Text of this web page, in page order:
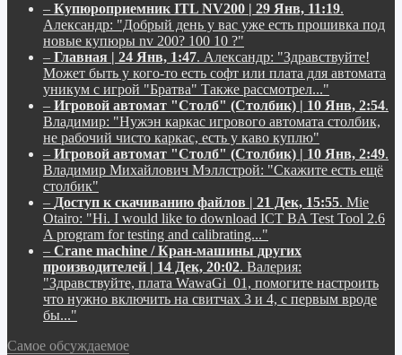
– Купюроприемник ITL NV200 | 29 Янв, 11:19.
Александр: "Добрый день у вас уже есть прошивка под
новые купюры nv 200? 100 10 ?"
– Главная | 24 Янв, 1:47. Александр: "Здравствуйте!
Может быть у кого-то есть софт или плата для автомата
уникум с игрой "Братва" Также рассмотрел..."
– Игровой автомат "Столб" (Столбик) | 10 Янв, 2:54.
Владимир: "Нужэн каркас игрового автомата столбик,
не рабочий чисто каркас, есть у каво куплю"
– Игровой автомат "Столб" (Столбик) | 10 Янв, 2:49.
Владимир Михайлович Мэллстрой: "Скажите есть ещё
столбик"
– Доступ к скачиванию файлов | 21 Дек, 15:55. Mie
Otairo: "Hi. I would like to download ICT BA Test Tool 2.6
A program for testing and calibrating..."
– Crane machine / Кран-машины других
производителей | 14 Дек, 20:02. Валерия:
"Здравствуйте, плата WawaGi_01, помогите настроить
что нужно включить на свитчах 3 и 4, с первым вроде
бы..."
Самое обсуждаемое